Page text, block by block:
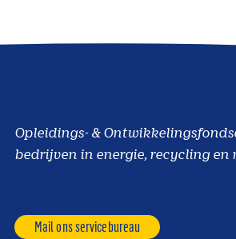
Opleidings- &
bedrijven in energie, recycling en
Mail ons servicebureau